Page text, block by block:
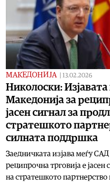
МАКЕДОНИЈА 13.02.2026
Николоски:
Македонија за
јасен сигнал за
стратешкото
силната поддршка
Заедничката изјава меѓу
реципрочна трговија е
на стратешкото партнерство